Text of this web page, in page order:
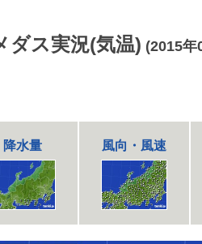
ダス実況(気温) (2015年
降水量 風向・風速